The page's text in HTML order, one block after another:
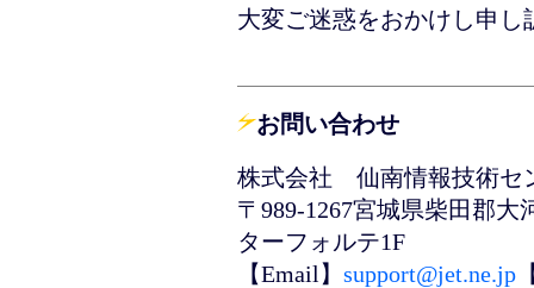
大変ご迷惑をおかけし申
お問い合わせ
株式会社 仙南情報技術セ
〒989-1267宮城県柴田郡
ターフォルテ1F
【Email】 support@jet.ne.jp